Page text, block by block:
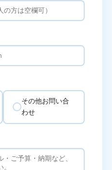
その他お問い合
わせ